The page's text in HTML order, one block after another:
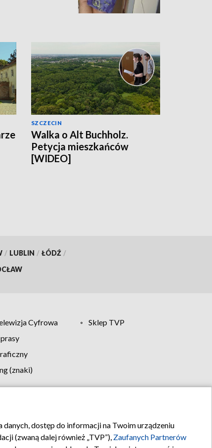
SZCZECIN
Walka o Alt Buchholz.
Petycja mieszkańców
[WIDEO]
/ LUBLIN / ŁÓDŹ /
Cyfrowa
Sklep TVP
(znaki)
Kontakt
dostęp do informacji na Twoim urządzeniu
(zwaną dalej również „TVP”), Zaufanych Partnerów